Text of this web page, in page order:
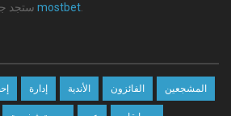
mostbet
إدارة الأندية الفائزون المشجعين